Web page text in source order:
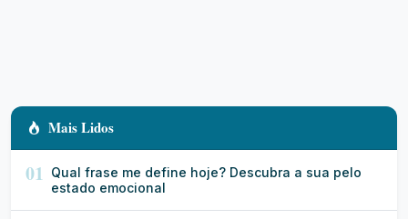
Mais Lidos
01 Qual frase me define hoje? Descubra a sua pelo
estado emocional